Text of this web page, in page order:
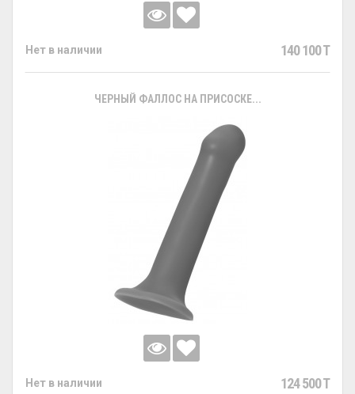
Нет в наличии 140 100 T
ЧЕРНЫЙ ФАЛЛОС НА ПРИСОСКЕ...
Нет в наличии 124 500 T